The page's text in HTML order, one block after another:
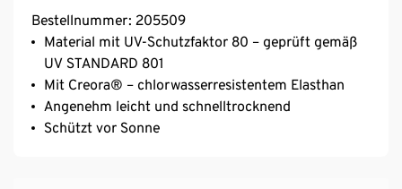
Bestellnummer: 205509
Material mit UV-Schutzfaktor 80 – geprüft gemäß
UV STANDARD 801
Mit Creora® – chlorwasserresistentem Elasthan
Angenehm leicht und schnelltrocknend
Schützt vor Sonne